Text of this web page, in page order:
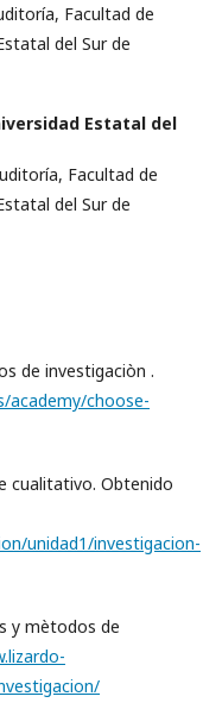
Facultad de
del Sur de
Estatal del
Facultad de
del Sur de
de investigaciòn .
academy/choose-
cualitativo. Obtenido
unidad1/investigacion-
y mètodos de